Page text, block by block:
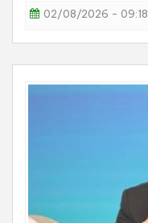
02/08/2026 - 09:18